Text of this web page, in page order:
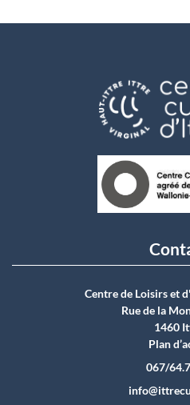
Centre de Loisirs et
Rue de la
1460
Plan
067/